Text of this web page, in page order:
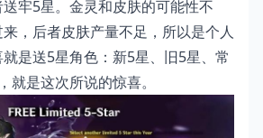
牢5星。金灵和皮肤的可能性不
，后者皮肤产量不足，所以是个人
是送5星角色：新5星、旧5星、常
就是这次所说的惊喜。